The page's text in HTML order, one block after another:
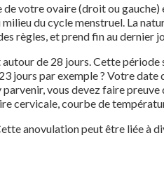
votre ovaire (droit ou
du cycle menstruel. La
règles, et prend fin au dernier
de 28 jours. Cette période
jours par exemple ? Votre
vous devez faire
cervicale, courbe de
anovulation peut être liée à